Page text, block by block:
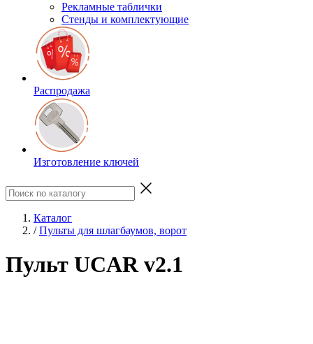
Рекламные таблички
Стенды и комплектующие
Распродажа
Изготовление ключей
Каталог
/ Пульты для шлагбаумов, ворот
Пульт UCAR v2.1